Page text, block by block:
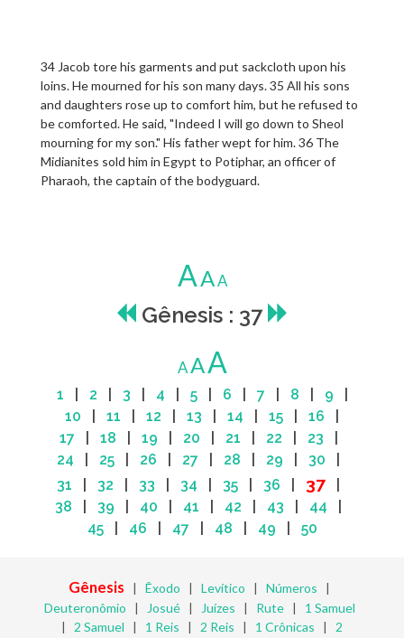
34 Jacob tore his garments and put sackcloth upon his
loins. He mourned for his son many days. 35 All his sons
and daughters rose up to comfort him, but he refused to
be comforted. He said, "Indeed I will go down to Sheol
mourning for my son." His father wept for him. 36 The
Midianites sold him in Egypt to Potiphar, an officer of
Pharaoh, the captain of the bodyguard.
AAA
Gênesis : 37
AAA
1 2 3 4 5| 6 7 8 9
10
11 12 13 14 15 16
17
18 19 20 21 22 23
24
25 26 27 28 29 30
31
32 33 34 35 36 37
38
39 40 41 42 43 44
45| 46 47 48 49 50
Gênesis | Êxodo | Levítico | Números |
Deuteronômio | Josué| Juízes | Rute| 1 Samuel
| 2 Samuel | 1 Reis | 2 Reis | 1 Crônicas | 2